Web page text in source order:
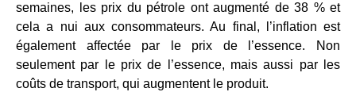
semaines, les prix du pétrole ont augmenté de 38 % et
cela a nui aux consommateurs. Au final, l’inflation est
également affectée par le prix de l’essence. Non
seulement par le prix de l’essence, mais aussi par les
coûts de transport, qui augmentent le produit.